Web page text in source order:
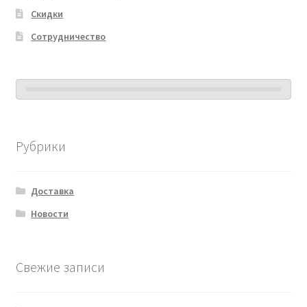
Скидки
Сотрудничество
Рубрики
Доставка
Новости
Свежие записи